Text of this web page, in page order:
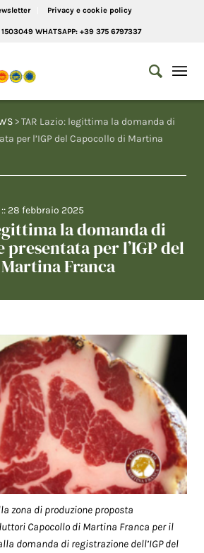
Privacy e cookie policy
1503049 WHATSAPP: +39 375 6797337
> TAR Lazio: legittima la domanda di
per l’IGP del Capocollo di Martina
:: 28 febbraio 2025
la domanda di
per l’IGP del
Franca
zona di produzione proposta
Capocollo di Martina Franca per il
domanda di registrazione dell’IGP del